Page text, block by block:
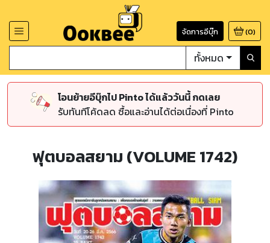
จัดการอีบุ๊ก (0)
ทั้งหมด
โอนย้ายอีบุ๊กไป Pinto ได้แล้ววันนี้ กดเลย
รับทันทีโค้ดลด ซื้อและอ่านได้ต่อเนื่องที่ Pinto
ฟุตบอลสยาม (VOLUME 1742)